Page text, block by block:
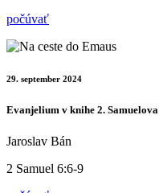
počúvať
29. september 2024
Evanjelium v knihe 2. Samuelova
Jaroslav Bán
2 Samuel 6:6-9